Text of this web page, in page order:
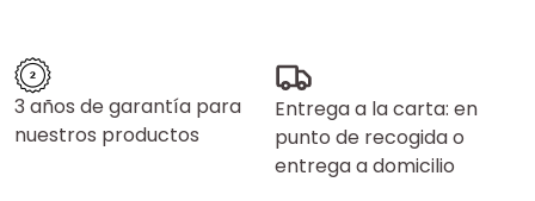
3 años de garantía para
nuestros productos
Entrega a la carta: en
punto de recogida o
entrega a domicilio